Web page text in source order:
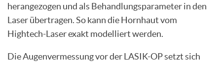
herangezogen und als Behandlungsparameter in den
Laser übertragen. So kann die Hornhaut vom
Hightech-Laser exakt modelliert werden.
Die Augenvermessung vor der LASIK-OP setzt sich